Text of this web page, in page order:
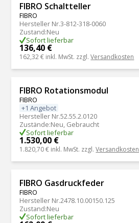
FIBRO Schaltteller
FIBRO
Hersteller Nr.3-812-318-0060
Zustand:Neu
Sofort lieferbar
136,40 €
162,32 € inkl. MwSt. zzgl.Versandkosten
FIBRO Rotationsmodul
FIBRO
+1 Angebot
Hersteller Nr.52.55.2.0120
Zustände:Neu, Gebraucht
Sofort lieferbar
1.530,00 €
1.820,70 € inkl. MwSt. zzgl.Versandkosten
FIBRO Gasdruckfeder
FIBRO
Hersteller Nr.2478.10.00150.125
Zustand:Neu
Sofort lieferbar